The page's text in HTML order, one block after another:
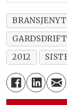
GARDSDRIFT
2012